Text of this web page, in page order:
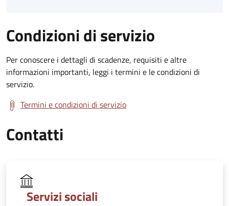
Condizioni di servizio
Per conoscere i dettagli di scadenze, requisiti e altre
informazioni importanti, leggi i termini e le condizioni di
servizio.
Termini e condizioni di servizio
Contatti
Servizi sociali